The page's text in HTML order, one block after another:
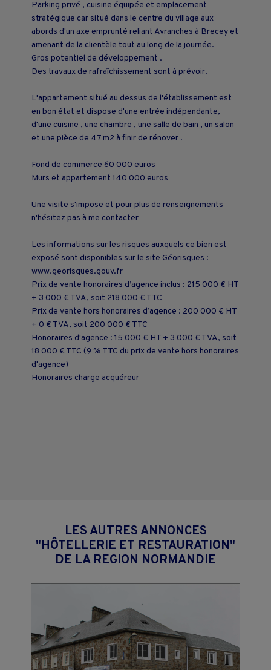
Parking privé , cuisine équipée et emplacement
stratégique car situé dans le centre du village aux
abords d'un axe emprunté reliant Avranches à Brecey et
amenant de la clientèle tout au long de la journée.
Gros potentiel de développement .
Des travaux de rafraîchissement sont à prévoir.
L'appartement situé au dessus de l'établissement est
en bon état et dispose d'une entrée indépendante,
d'une cuisine , une chambre , une salle de bain , un salon
et une pièce de 47 m2 à finir de rénover .
Fond de commerce 60 000 euros
Murs et appartement 140 000 euros
Une visite s'impose et pour plus de renseignements
n'hésitez pas à me contacter
Les informations sur les risques auxquels ce bien est
exposé sont disponibles sur le site Géorisques :
www.georisques.gouv.fr
Prix de vente honoraires d’agence inclus : 215 000 € HT
+ 3 000 € TVA, soit 218 000 € TTC
Prix de vente hors honoraires d’agence : 200 000 € HT
+ 0 € TVA, soit 200 000 € TTC
Honoraires d'agence : 15 000 € HT + 3 000 € TVA, soit
18 000 € TTC (9 % TTC du prix de vente hors honoraires
d'agence)
Honoraires charge acquéreur
LES AUTRES ANNONCES
"HÔTELLERIE ET RESTAURATION"
DE LA REGION NORMANDIE